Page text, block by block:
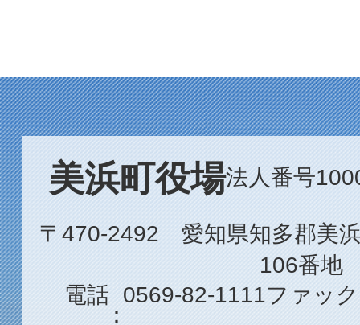
美浜町役場法人番号
〒470-2492 愛知県知多郡美
106番地
電話
0569-82-1111ファッ